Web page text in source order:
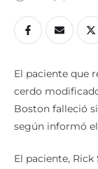
El paciente que
cerdo
Boston falleció
según informó
El paciente, Rick